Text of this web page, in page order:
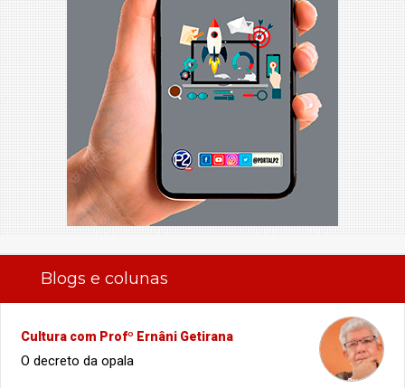
Blogs e colunas
Cultura com Profº Ernâni Getirana
O decreto da opala